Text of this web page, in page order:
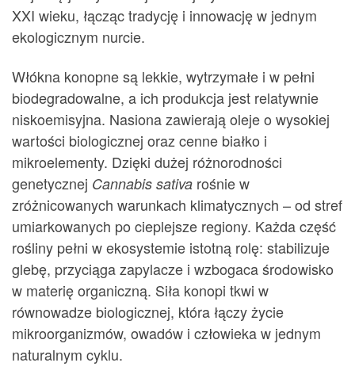
XXI wieku, łącząc tradycję i innowację w jednym
ekologicznym nurcie.
Włókna konopne są lekkie, wytrzymałe i w pełni
biodegradowalne, a ich produkcja jest relatywnie
niskoemisyjna. Nasiona zawierają oleje o wysokiej
wartości biologicznej oraz cenne białko i
mikroelementy. Dzięki dużej różnorodności
genetycznej Cannabis sativa rośnie w
zróżnicowanych warunkach klimatycznych – od stref
umiarkowanych po cieplejsze regiony. Każda część
rośliny pełni w ekosystemie istotną rolę: stabilizuje
glebę, przyciąga zapylacze i wzbogaca środowisko
w materię organiczną. Siła konopi tkwi w
równowadze biologicznej, która łączy życie
mikroorganizmów, owadów i człowieka w jednym
naturalnym cyklu.